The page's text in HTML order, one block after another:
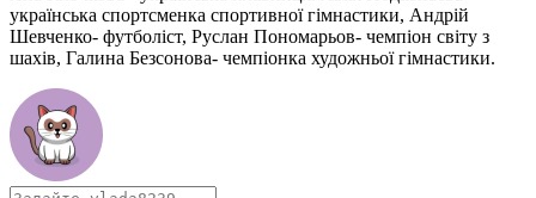
українська спортсменка спортивної гімнастики, Андрій
Шевченко- футболіст, Руслан Пономарьов- чемпіон світу з
шахів, Галина Безсонова- чемпіонка художньої гімнастики.